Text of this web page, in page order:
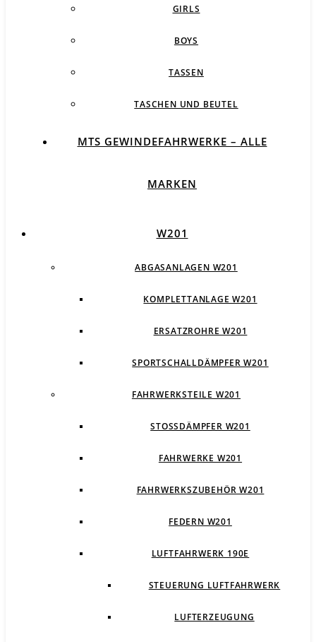
GIRLS
BOYS
TASSEN
TASCHEN UND BEUTEL
MTS GEWINDEFAHRWERKE – ALLE
MARKEN
W201
ABGASANLAGEN W201
KOMPLETTANLAGE W201
ERSATZROHRE W201
SPORTSCHALLDÄMPFER W201
FAHRWERKSTEILE W201
STOSSDÄMPFER W201
FAHRWERKE W201
FAHRWERKSZUBEHÖR W201
FEDERN W201
LUFTFAHRWERK 190E
STEUERUNG LUFTFAHRWERK
LUFTERZEUGUNG